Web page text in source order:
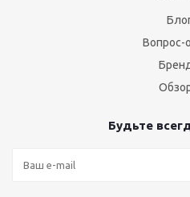
Вопрос-
Будьте